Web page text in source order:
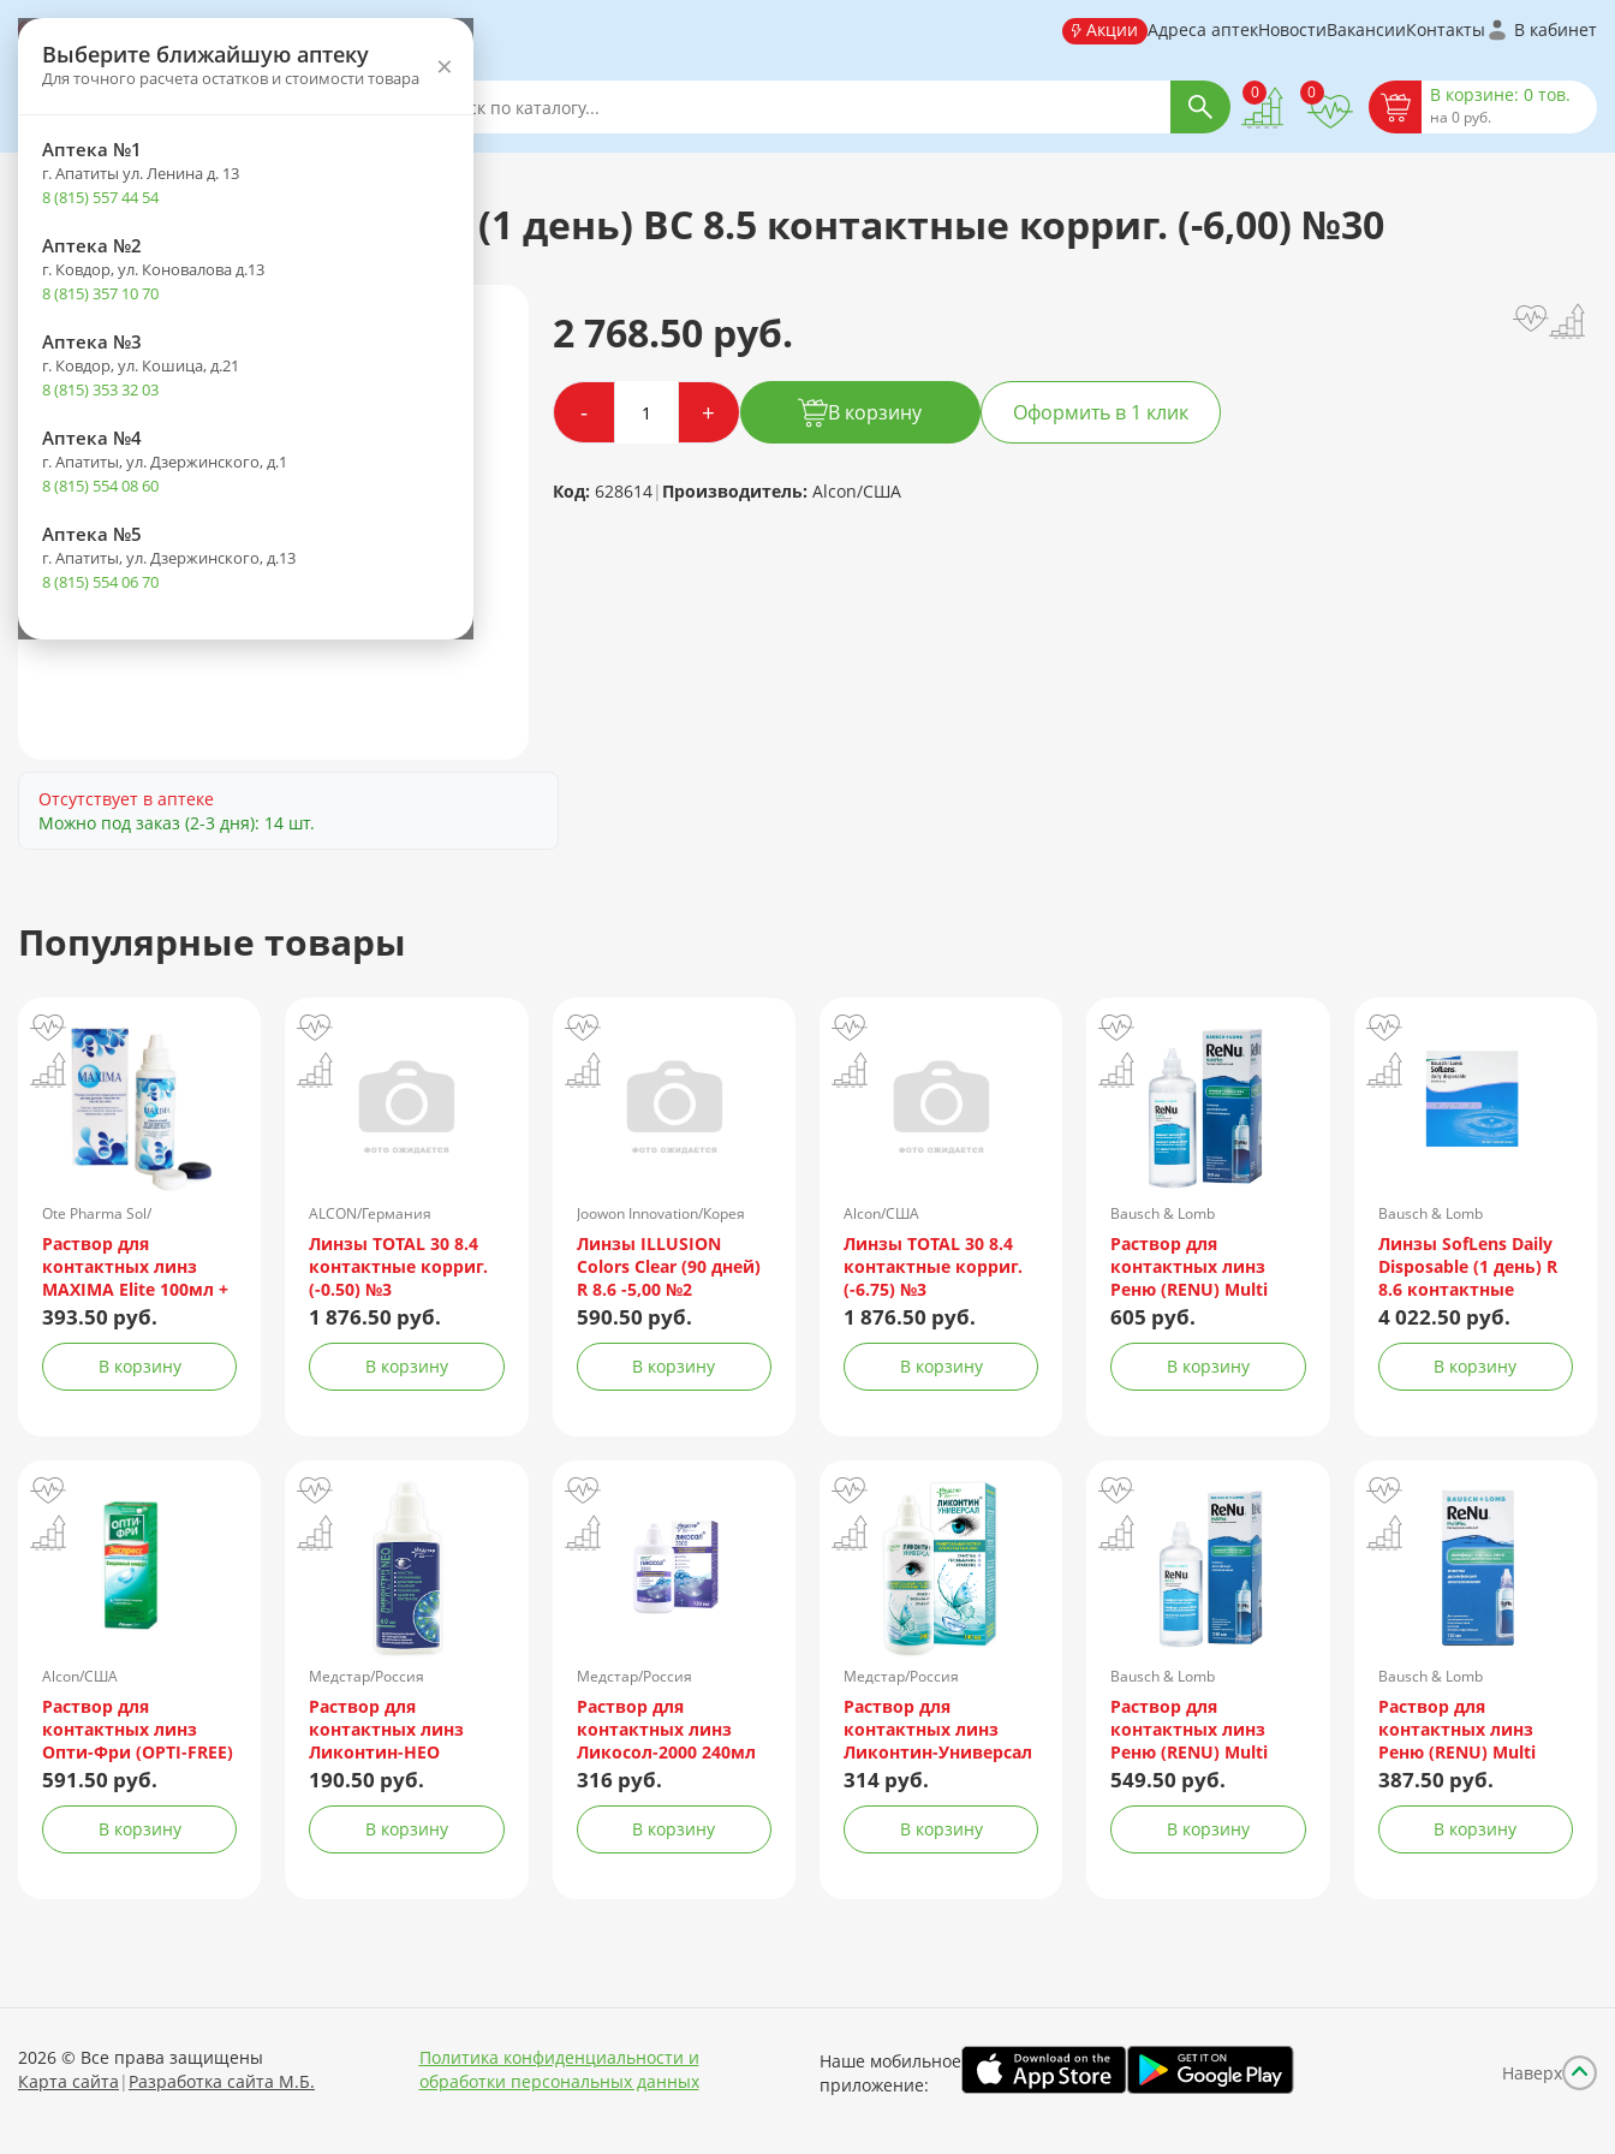
Выберите ближайшую аптеку
Для точного расчета остатков и стоимости товара ×
Аптека №1
г. Апатиты ул. Ленина д. 13
8 (815) 557 44 54
Аптека №2
г. Ковдор, ул. Коновалова д.13
8 (815) 357 10 70
Аптека №3
г. Ковдор, ул. Кошица, д.21
8 (815) 353 32 03
Аптека №4
г. Апатиты, ул. Дзержинского, д.1
8 (815) 554 08 60
Аптека №5
г. Апатиты, ул. Дзержинского, д.13
8 (815) 554 06 70
Акции Адреса аптекНовостиВакансииКонтакты В кабинет
0 0 В корзине: 0 тов.
на 0 руб.
Каталог - Оптика - Контактные линзы
Линзы DAILIES TOTAL 1 (1 день) BC 8.5 контактные корриг. (-6,00) №30
2 768.50 руб.
- + В корзину Оформить в 1 клик
Код: 628614| Производитель: Alcon/США
Отсутствует в аптеке
Можно под заказ (2-3 дня): 14 шт.
Популярные товары
Ote Pharma Sol/
Нидерланды
Раствор для
контактных линз
MAXIMA Elite 100мл +
контейнер
393.50 руб.
В корзину
ALCON/Германия
Линзы TOTAL 30 8.4
контактные корриг.
(-0.50) №3
1 876.50 руб.
В корзину
Joowon Innovation/Корея
Линзы ILLUSION
Colors Clear (90 дней)
R 8.6 -5,00 №2
590.50 руб.
В корзину
Alcon/США
Линзы TOTAL 30 8.4
контактные корриг.
(-6.75) №3
1 876.50 руб.
В корзину
Bausch & Lomb
Incorporated/Италия
Раствор для
контактных линз
Реню (RENU) Multi
Plus 360мл +
контейнер
605 руб.
В корзину
Bausch & Lomb
Линзы SofLens Daily
Disposable (1 день) R
8.6 контактные
мягкие корриг. -1,50
4 022.50 руб.
В корзину
Alcon/США
Раствор для
контактных линз
Опти-Фри (OPTI-FREE)
Express 355мл +
контейнер
591.50 руб.
В корзину
Медстар/Россия
Раствор для
контактных линз
Ликонтин-НЕО
Мульти 60мл
190.50 руб.
В корзину
Медстар/Россия
Раствор для
контактных линз
Ликосол-2000 240мл
316 руб.
В корзину
Медстар/Россия
Раствор для
контактных линз
Ликонтин-Универсал
240мл
314 руб.
В корзину
Bausch & Lomb
Incorporated/Италия
Раствор для
контактных линз
Реню (RENU) Multi
Plus 240мл +
контейнер
549.50 руб.
В корзину
Bausch & Lomb
Incorporated/Италия
Раствор для
контактных линз
Реню (RENU) Multi
Plus 120мл +
контейнер
387.50 руб.
В корзину
2026 © Все права защищены
Карта сайта | Разработка сайта М.Б.
Политика конфиденциальности и
обработки персональных данных
Наше мобильное
приложение:
Наверх